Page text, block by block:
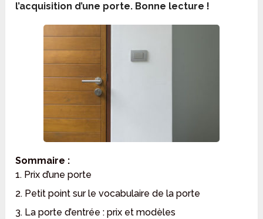
l’acquisition d’une porte. Bonne lecture !
Sommaire :
1. Prix d’une porte
2. Petit point sur le vocabulaire de la porte
3. La porte d’entrée : prix et modèles